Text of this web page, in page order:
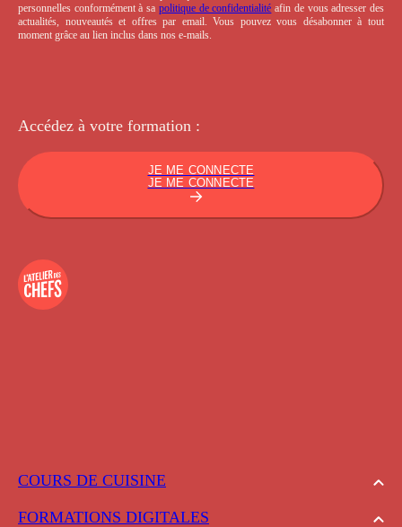
COURS DE CUISINE
FORMATIONS DIGITALES
personnelles conformément à sa politique de confidentialité afin de vous adresser des
actualités, nouveautés et offres par email. Vous pouvez vous désabonner à tout
moment grâce au lien inclus dans nos e-mails.
Accédez à votre formation :
JE ME CONNECTE
JE ME CONNECTE